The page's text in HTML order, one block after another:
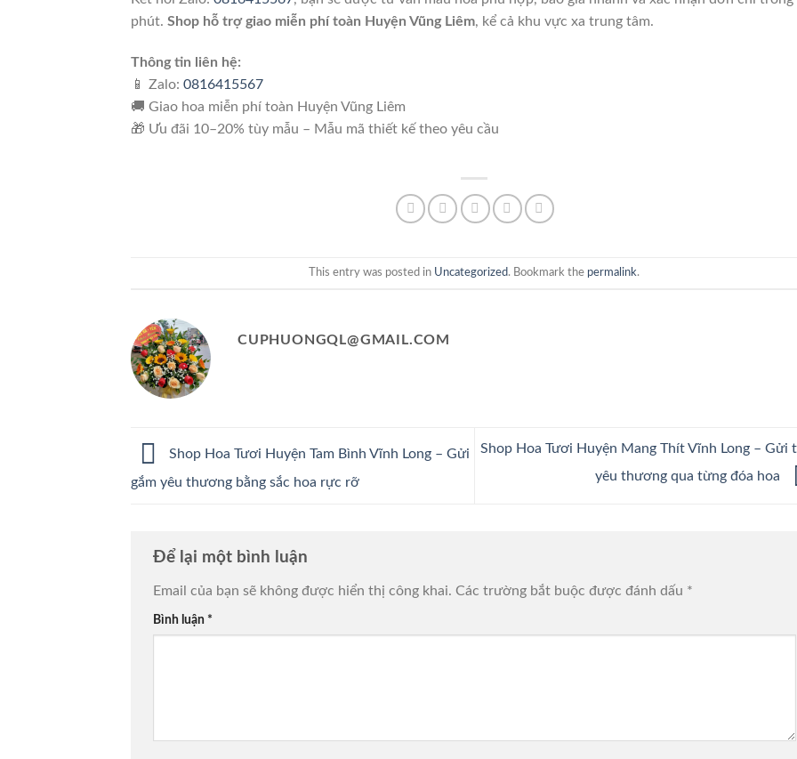
phút. Shop hỗ trợ giao miễn phí toàn Huyện Vũng Liêm, kể cả khu vực xa trung tâm.
Thông tin liên hệ:
📱 Zalo: 0816415567
🚚 Giao hoa miễn phí toàn Huyện Vũng Liêm
🎁 Ưu đãi 10–20% tùy mẫu – Mẫu mã thiết kế theo yêu cầu
This entry was posted in Uncategorized. Bookmark the permalink.
CUPHUONGQL@GMAIL.COM
Shop Hoa Tươi Huyện Tam Bình Vĩnh Long – Gửi
gắm yêu thương bằng sắc hoa rực rỡ
Shop Hoa Tươi Huyện Mang Thít Vĩnh Long – Gửi
yêu thương qua từng đóa hoa
Để lại một bình luận
Email của bạn sẽ không được hiển thị công khai. Các trường bắt buộc được đánh dấu *
Bình luận *